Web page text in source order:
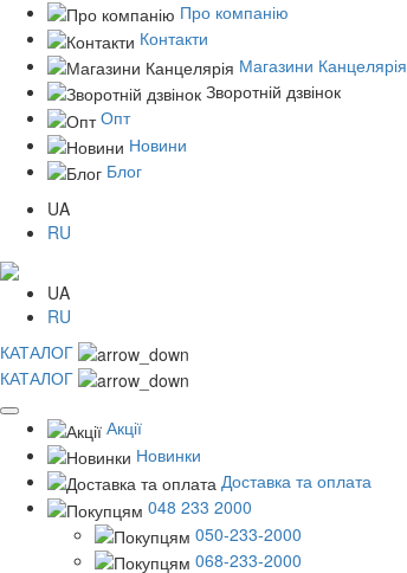
Про компанію
Контакти
Магазини Канцелярія
Зворотній дзвінок
Опт
Новини
Блог
UA
RU
UA
RU
КАТАЛОГ
КАТАЛОГ
Акції
Новинки
Доставка та оплата
048 233 2000
050-233-2000
068-233-2000